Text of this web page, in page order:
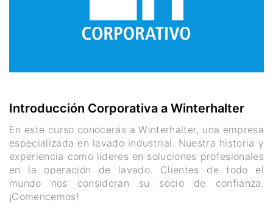
Introducción Corporativa a Winterhalter
En este curso conocerás a Winterhalter, una empresa
especializada en lavado industrial. Nuestra historia y
experiencia como líderes en soluciones profesionales
en la operación de lavado. Clientes de todo el
mundo nos consideran su socio de confianza.
¡Comencemos!